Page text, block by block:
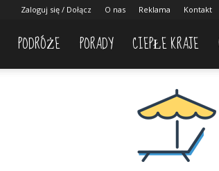
Zaloguj się / Dołącz O nas Reklama Kontakt
PODRÓŻE PORADY CIEPŁE KRAJE